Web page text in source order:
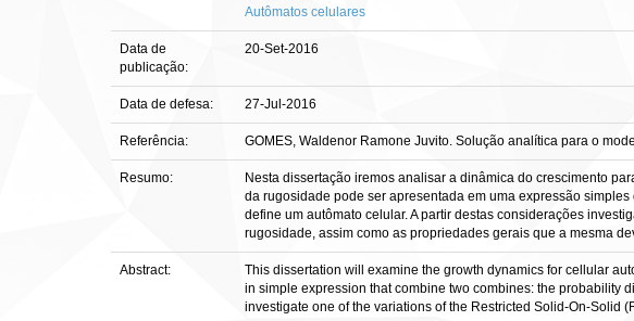
Autômatos celulares
Data de
publicação:
20-Set-2016
Data de defesa: 27-Jul-2016
Referência: GOMES, Waldenor Ramone Juvito. Solução analítica para o
Resumo:
Nesta dissertação iremos analisar a dinâmica do crescimento
da rugosidade pode ser apresentada em uma expressão
define um autômato celular. A partir destas considerações
rugosidade, assim como as propriedades gerais que a mesma
Abstract:
This dissertation will examine the growth dynamics for cellular
in simple expression that combine two combines: the probability
investigate one of the variations of the Restricted Solid-On-Solid